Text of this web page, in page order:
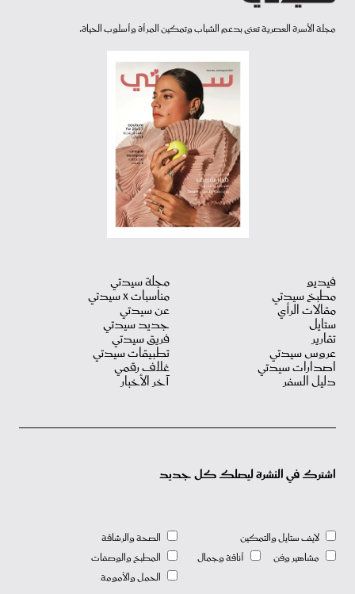
مجلة الأسرة العصرية تعنى بدعم الشباب وتمكين المرأة وأسلوب الحياة.
فيديو
مطبخ سيدتي
مقالات الرأي
ستايل
تقارير
عروس سيدتي
اصدارات سيدتي
دليل السفر
مجلة سيدتي
مناسبات X سيدتي
عن سيدتي
جديد سيدتي
فريق سيدتي
تطبيقات سيدتي
غلاف رقمي
آخر الأخبار
اشترك في النشرة ليصلك كل جديد
لايف ستايل والتمكين
مشاهير وفن
أناقة وجمال
الصحة والرشاقة
المطبخ والوصفات
الحمل والأمومة